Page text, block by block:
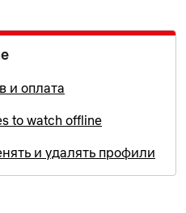
и оплата
to watch offline
и удалять профили